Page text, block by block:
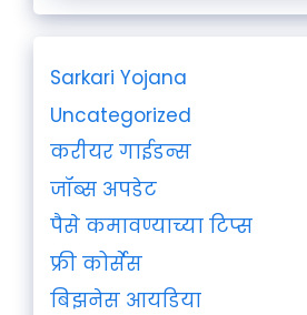
Sarkari Yojana
Uncategorized
करीयर गाईडन्स
जॉब्स अपडेट
पैसे कमावण्याच्या टिप्स
फ्री कोर्सेस
बिझनेस आयडिया